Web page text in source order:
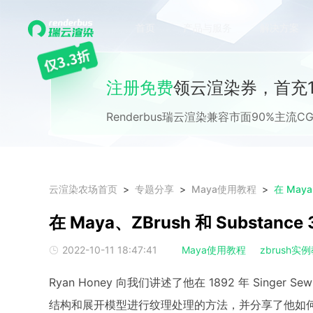
产品与服务
注册免费领云渲染券，首
Renderbus瑞云渲染兼容市面90%主流
云渲染农场首页 专题分享 Maya使用教程 在
在 Maya、ZBrush 和 Substance
2022-10-11 18:47:41 Maya使用教程 zbrush实例
Ryan Honey 向我们讲述了他在 1892 年 Singer
结构和展开模型进行纹理处理的方法，并分享了他如